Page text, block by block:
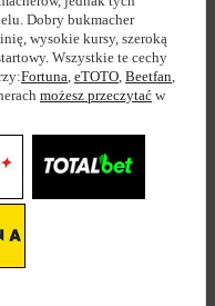
Dobry bukmacher
wysokie kursy, szeroką
Wszystkie te cechy
Fortuna, eTOTO, Beetfan,
możesz przeczytać w